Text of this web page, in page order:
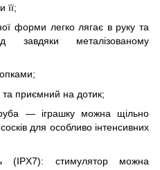
її;
форми легко лягає в руку та
металізованому
та приємний на дотик;
— іграшку можна щільно
для особливо інтенсивних
(IPX7): стимулятор можна